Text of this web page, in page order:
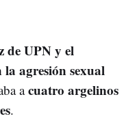
de UPN y el
agresión sexual
acuatro argelinos
.